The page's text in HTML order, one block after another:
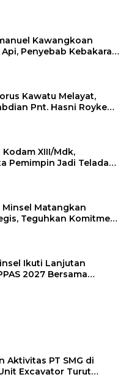
Kawangkoan
Penyebab Kebakaran
Kawatu Melayat,
Pnt. Hasni Royke
XIII/Mdk,
Pemimpin Jadi Teladan
Minsel Matangkan
Teguhkan Komitmen
Ikuti Lanjutan
2027 Bersama
Aktivitas PT SMG di
Excavator Turut